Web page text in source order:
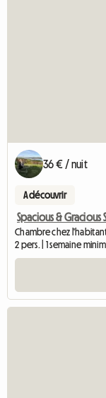
36 € / nuit
A découvrir
Spacious &
Chambre chez
2 pers. | 1 semaine